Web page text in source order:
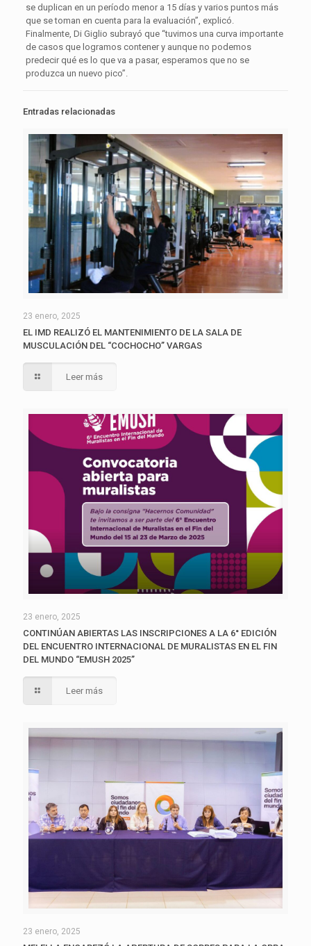
se duplican en un período menor a 15 días y varios puntos más
que se toman en cuenta para la evaluación”, explicó.
Finalmente, Di Giglio subrayó que “tuvimos una curva importante
de casos que logramos contener y aunque no podemos
predecir qué es lo que va a pasar, esperamos que no se
produzca un nuevo pico”.
Entradas relacionadas
23 enero, 2025
EL IMD REALIZÓ EL MANTENIMIENTO DE LA SALA DE
MUSCULACIÓN DEL “COCHOCHO” VARGAS
Leer más
23 enero, 2025
CONTINÚAN ABIERTAS LAS INSCRIPCIONES A LA 6° EDICIÓN
DEL ENCUENTRO INTERNACIONAL DE MURALISTAS EN EL FIN
DEL MUNDO “EMUSH 2025”
Leer más
23 enero, 2025